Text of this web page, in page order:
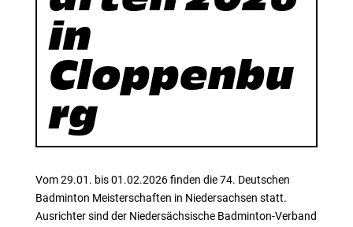
in
Cloppenbu
rg
Vom 29.01. bis 01.02.2026 finden die 74. Deutschen
Badminton Meisterschaften in Niedersachsen statt.
Ausrichter sind der Niedersächsische Badminton-Verband